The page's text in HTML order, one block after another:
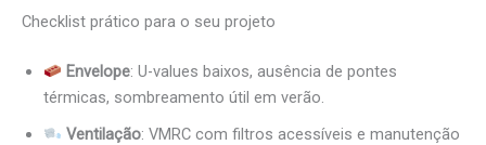
Checklist prático para o seu projeto
Envelope: U-values baixos, ausência de pontes
térmicas, sombreamento útil em verão.
Ventilação: VMRC com filtros acessíveis e manutenção